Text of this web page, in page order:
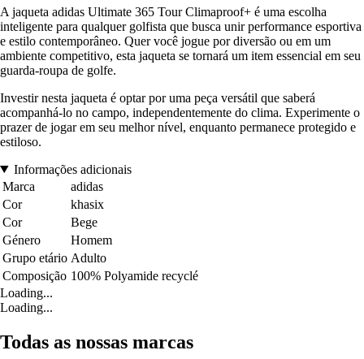
A jaqueta adidas Ultimate 365 Tour Climaproof+ é uma escolha
inteligente para qualquer golfista que busca unir performance esportiva
e estilo contemporâneo. Quer você jogue por diversão ou em um
ambiente competitivo, esta jaqueta se tornará um item essencial em seu
guarda-roupa de golfe.
Investir nesta jaqueta é optar por uma peça versátil que saberá
acompanhá-lo no campo, independentemente do clima. Experimente o
prazer de jogar em seu melhor nível, enquanto permanece protegido e
estiloso.
Informações adicionais
Marca
adidas
Cor
khasix
Cor
Bege
Género
Homem
Grupo etário Adulto
Composição 100% Polyamide recyclé
Loading...
Loading...
Todas as nossas marcas